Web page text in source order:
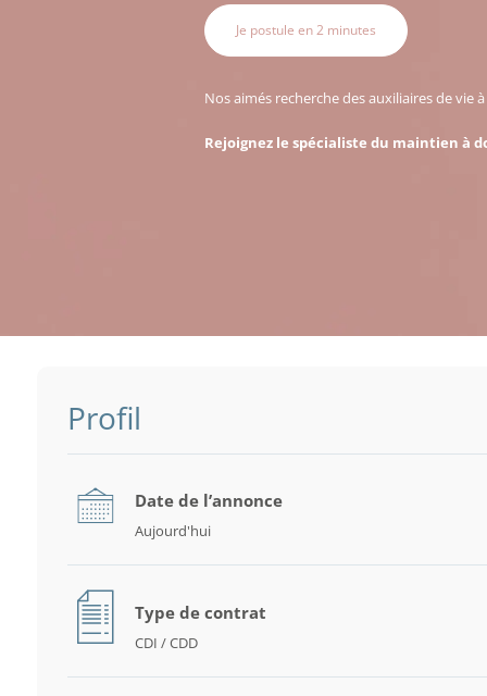
Je postule en 2 minutes
Nos aimés recherche des auxiliaires de vie à
Rejoignez le spécialiste du maintien à
Profil
Date de l’annonce
Aujourd'hui
Type de contrat
CDI / CDD